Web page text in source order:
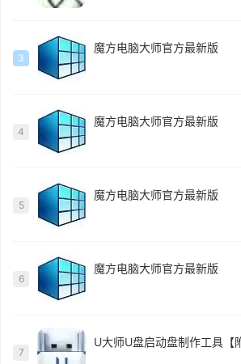
3
魔方电脑大师官方最新版
4
魔方电脑大师官方最新版
5
魔方电脑大师官方最新版
6
魔方电脑大师官方最新版
7
U大师U盘启动盘制作工具【